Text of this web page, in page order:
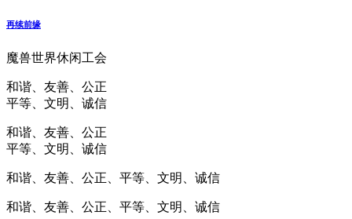
再续前缘
魔兽世界休闲工会
和谐、友善、公正
平等、文明、诚信
和谐、友善、公正
平等、文明、诚信
和谐、友善、公正、平等、文明、诚信
和谐、友善、公正、平等、文明、诚信